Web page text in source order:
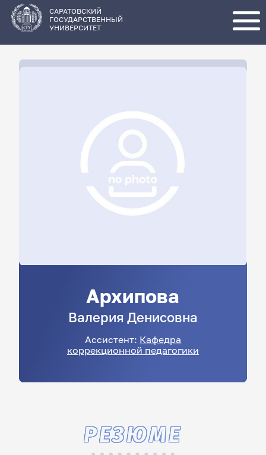
основному
содержанию
САРАТОВСКИЙ
ГОСУДАРСТВЕННЫЙ
УНИВЕРСИТЕТ
Архипова
Валерия Денисовна
Ассистент: Кафедра
коррекционной педагогики
РЕЗЮМЕ